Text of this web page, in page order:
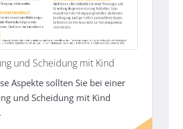
und Scheidung mit Kind
Aspekte sollten Sie bei einer
und Scheidung mit Kind